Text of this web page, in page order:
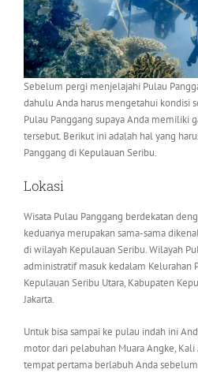
Sebelum pergi menjelajahi Pulau
dahulu Anda harus mengetahui kondisi
Pulau Panggang supaya Anda memiliki
tersebut. Berikut ini adalah hal yang
Panggang di Kepulauan Seribu.
Lokasi
Wisata Pulau Panggang berdekatan
keduanya merupakan sama-sama
di wilayah Kepulauan Seribu. Wilayah
administratif masuk kedalam Kelurahan
Kepulauan Seribu Utara, Kabupaten
Jakarta.
Untuk bisa sampai ke pulau indah ini
motor dari pelabuhan Muara Angke,
tempat pertama berlabuh Anda